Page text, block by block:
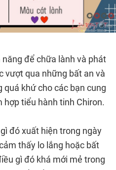
để chữa lành và phát
vượt qua những bất an và
khứ cho các bạn cung
tiểu hành tinh Chiron.
đó xuất hiện trong ngày
thấy lo lắng hoặc bất
gì đó khá mới mẻ trong